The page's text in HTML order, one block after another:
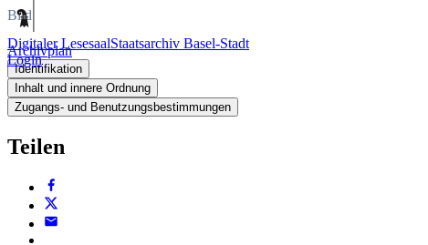
Digitaler LesesaalStaatsarchiv Basel-Stadt
Login
Bild
Archivplan
Identifikation
Inhalt und innere Ordnung
Zugangs- und Benutzungsbestimmungen
Teilen